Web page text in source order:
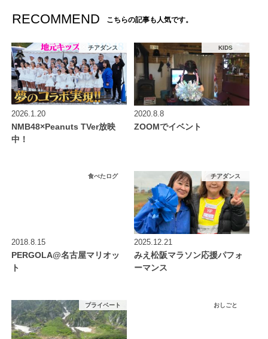
RECOMMEND こちらの記事も人気です。
チアダンス
2026.1.20
NMB48×Peanuts TVer放映
中！
KIDS
2020.8.8
ZOOMでイベント
食べたログ
2018.8.15
PERGOLA@名古屋マリオッ
ト
チアダンス
2025.12.21
みえ松阪マラソン応援パフォ
ーマンス
プライベート おしごと